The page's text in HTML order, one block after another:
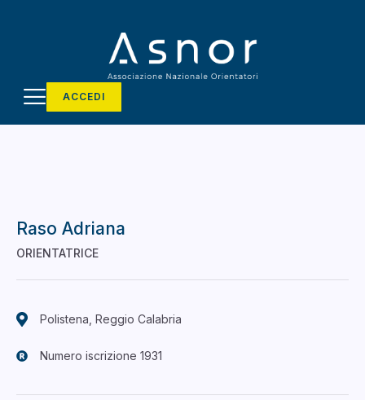
ACCEDI
Raso Adriana
ORIENTATRICE
Polistena, Reggio Calabria
Numero iscrizione 1931